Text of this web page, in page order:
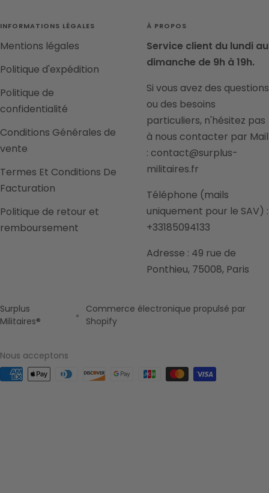
INFORMATIONS LÉGALES
Mentions légales
Politique d'expédition
Politique de
confidentialité
Conditions Générales de
vente
Termes Et Conditions De
Facturation
Politique de retour et
remboursement
À PROPOS
Service client du lundi au
dimanche de 9h à 19h.
Si vous avez des questions
ou des besoins
particuliers, n'hésitez pas
à nous contacter par Mail
: contact@surplus-
militaires.fr
Téléphone (mails
uniquement pour le SAV) :
+33185094133
Adresse : 49 rue de
Ponthieu, 75008, Paris
Surplus
Militaires®
Commerce électronique propulsé par
Shopify
Nous acceptons